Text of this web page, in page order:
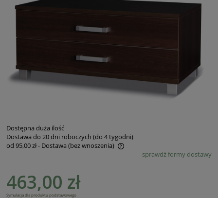
Dostępna duża ilość
Dostawa do 20 dni roboczych (do 4 tygodni)
od 95,00 zł- Dostawa (bez wnoszenia)
Cena nie zawiera ewentualnych kosztów płatnościsprawdź formy dostawy
463,00 zł
Symulacja dla produktu podstawowego